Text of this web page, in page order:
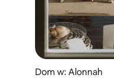
Dom w: Alonnah